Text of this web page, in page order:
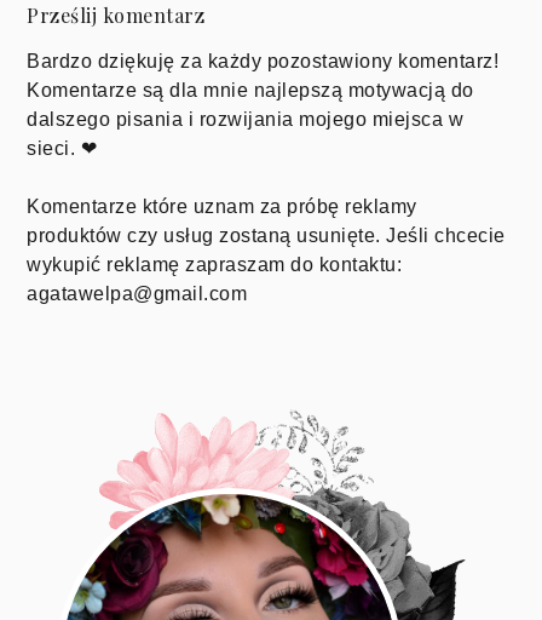
Prześlij komentarz
Bardzo dziękuję za każdy pozostawiony komentarz!
Komentarze są dla mnie najlepszą motywacją do
dalszego pisania i rozwijania mojego miejsca w
sieci. ❤
Komentarze które uznam za próbę reklamy
produktów czy usług zostaną usunięte. Jeśli chcecie
wykupić reklamę zapraszam do kontaktu:
agatawelpa@gmail.com